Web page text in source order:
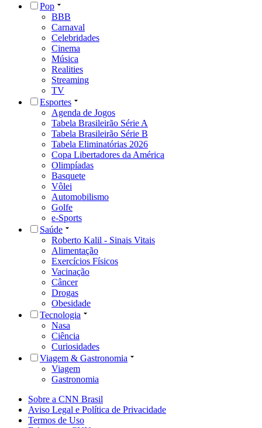
Pop
BBB
Carnaval
Celebridades
Cinema
Música
Realities
Streaming
TV
Esportes
Agenda de Jogos
Tabela Brasileirão Série A
Tabela Brasileirão Série B
Tabela Eliminatórias 2026
Copa Libertadores da América
Olimpíadas
Basquete
Vôlei
Automobilismo
Golfe
e-Sports
Saúde
Roberto Kalil - Sinais Vitais
Alimentação
Exercícios Físicos
Vacinação
Câncer
Drogas
Obesidade
Tecnologia
Nasa
Ciência
Curiosidades
Viagem & Gastronomia
Viagem
Gastronomia
Sobre a CNN Brasil
Aviso Legal e Política de Privacidade
Termos de Uso